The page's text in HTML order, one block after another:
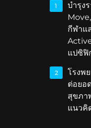
1
บำรุง
กีฬาแ
แปซิฟิ
2
โรงพ
ต่อยอ
สุขภา
แนวคิ